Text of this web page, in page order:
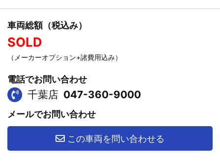
車両総額（税込み）
SOLD
（メーカーオプション+諸費用込み）
電話でお問い合わせ
千葉店 047-360-9000
メールでお問い合わせ
この車両を問い合わせる